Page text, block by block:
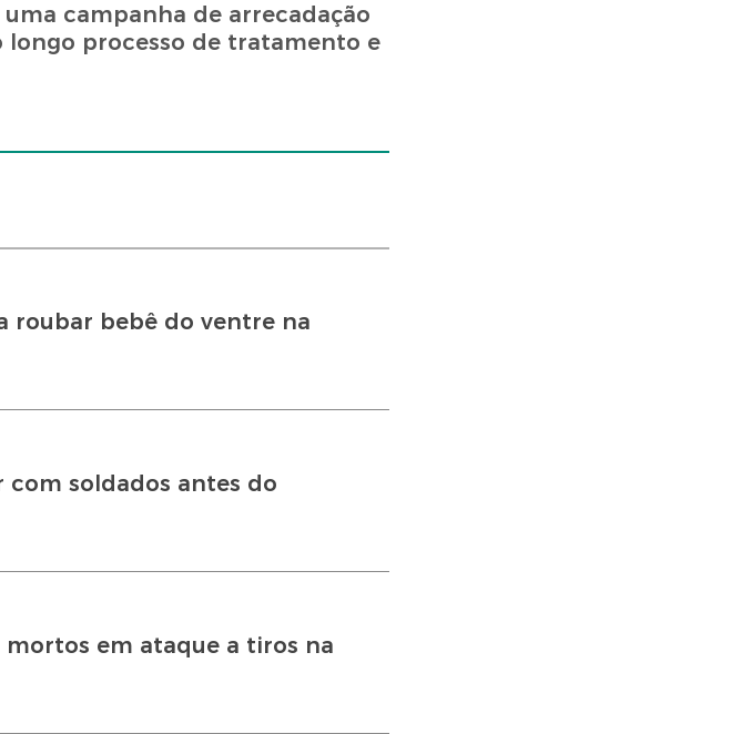
campanha de arrecadação
longo processo de tratamento e
roubar bebê do ventre na
com soldados antes do
mortos em ataque a tiros na